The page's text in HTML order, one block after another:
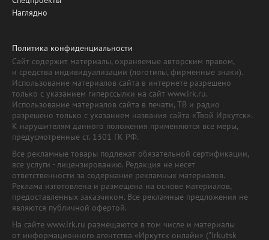
Наглядно
Политика конфиденциальности
Сайт содержит материалы, охраняемые авторским правом,
и средства индивидуализации (логотипы, фирменные знаки).
Использование материалов сайта в интернете разрешено
только с указанием гиперссылки на сайт www.irk.ru.
Использование материалов сайта в печати, ТВ и радио
разрешено только с указанием названия сайта «Твой Иркутск».
К нарушителям данного положения применяются все меры,
предусмотренные ст. 1301 ГК РФ.
Все рекламные товары подлежат обязательной сертификации,
все услуги - лицензированию. Редакция не несет
ответственности за содержание рекламных материалов.
Реклама изготовлена и размещена на основе материалов,
предоставленных заказчиком. Все рекламные предложения не
являются публичной офертой.
На сайте www.irk.ru размещаются в том числе и материалы
от информационного агентства «Иркутск онлайн» ("Irkutsk